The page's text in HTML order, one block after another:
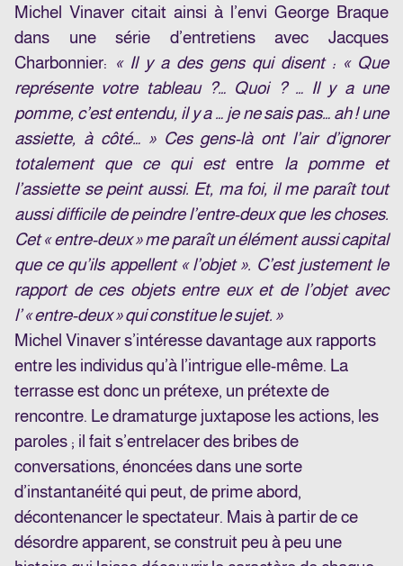
Michel Vinaver citait ainsi à l’envi George Braque
dans une série d’entretiens avec Jacques
Charbonnier: « Il y a des gens qui disent : « Que
représente votre tableau ?… Quoi ? … Il y a une
pomme, c’est entendu, il y a … je ne sais pas… ah ! une
assiette, à côté… » Ces gens-là ont l’air d’ignorer
totalement que ce qui est entre la pomme et
l’assiette se peint aussi. Et, ma foi, il me paraît tout
aussi difficile de peindre l’entre-deux que les choses.
Cet « entre-deux » me paraît un élément aussi capital
que ce qu’ils appellent « l’objet ». C’est justement le
rapport de ces objets entre eux et de l’objet avec
l’ « entre-deux » qui constitue le sujet. »
Michel Vinaver s’intéresse davantage aux rapports
entre les individus qu’à l’intrigue elle-même. La
terrasse est donc un prétexe, un prétexte de
rencontre. Le dramaturge juxtapose les actions, les
paroles ; il fait s’entrelacer des bribes de
conversations, énoncées dans une sorte
d’instantanéité qui peut, de prime abord,
décontenancer le spectateur. Mais à partir de ce
désordre apparent, se construit peu à peu une